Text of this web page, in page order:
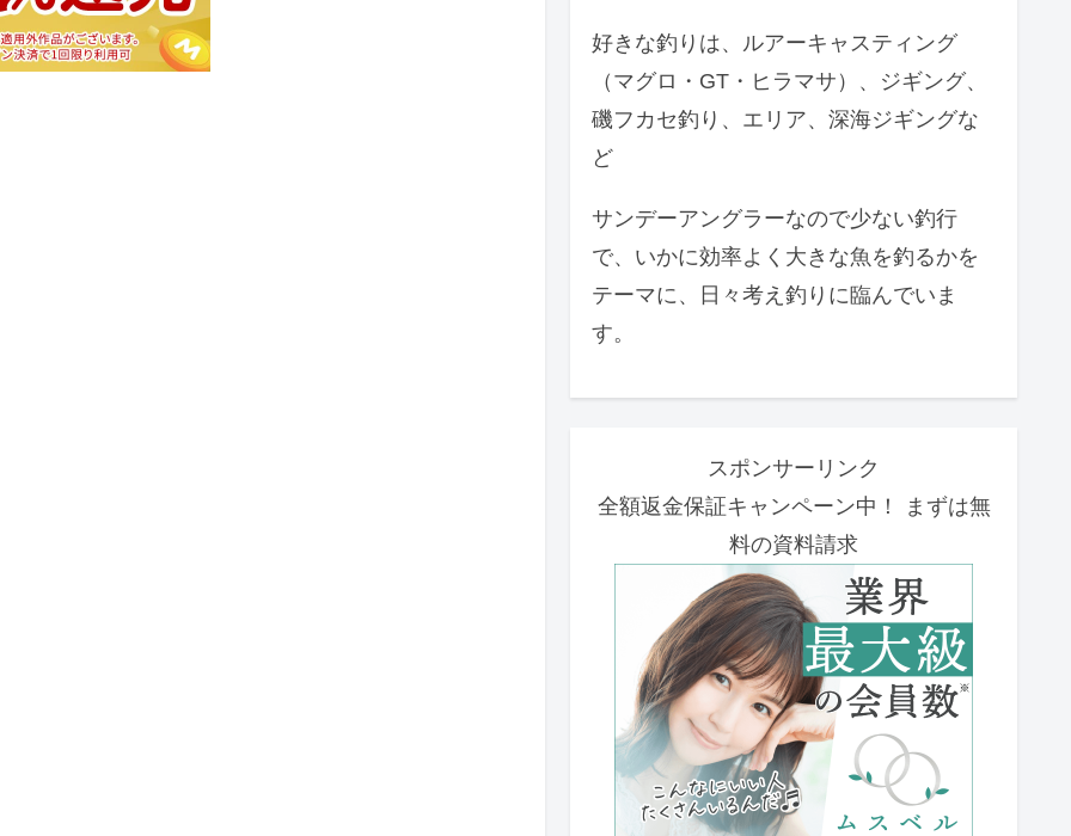
好きな釣りは、ルアーキャスティング
（マグロ・GT・ヒラマサ）、ジギング、
磯フカセ釣り、エリア、深海ジギングな
ど
サンデーアングラーなので少ない釣行
で、いかに効率よく大きな魚を釣るかを
テーマに、日々考え釣りに臨んでいま
す。
スポンサーリンク
全額返金保証キャンペーン中！ まずは無
料の資料請求